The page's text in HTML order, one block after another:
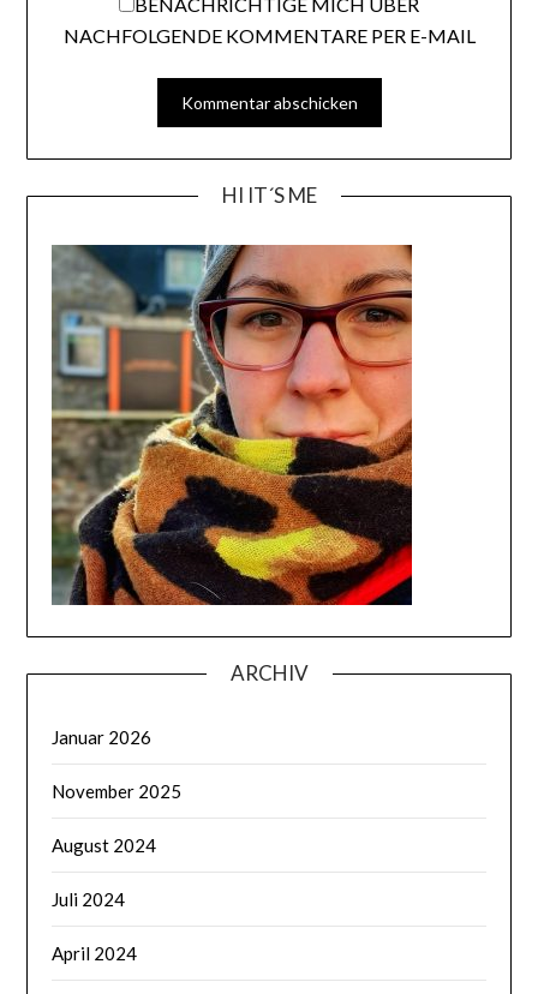
NACHFOLGENDE KOMMENTARE PER E-MAIL
HI IT´S ME
ARCHIV
Januar 2026
November 2025
August 2024
Juli 2024
April 2024